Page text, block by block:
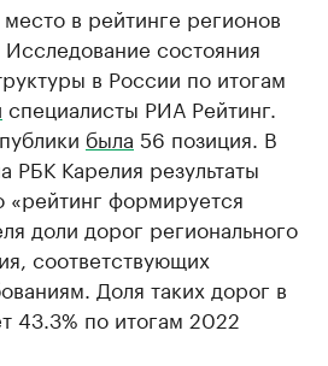
в рейтинге регионов
Исследование состояния
в России по итогам
специалисты РИА Рейтинг.
была 56 позиция. В
РБК Карелия результаты
«рейтинг формируется
доли дорог регионального
соответствующих
Доля таких дорог в
43.3% по итогам 2022